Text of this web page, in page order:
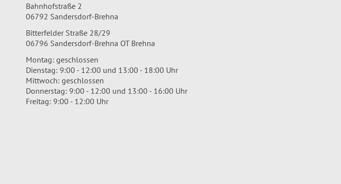
Bahnhofstraße 2
06792 Sandersdorf-Brehna
Bitterfelder Straße 28/29
06796 Sandersdorf-Brehna OT Brehna
Montag: geschlossen
Dienstag: 9:00 - 12:00 und 13:00 - 18:00 Uhr
Mittwoch: geschlossen
Donnerstag: 9:00 - 12:00 und 13:00 - 16:00 Uhr
Freitag: 9:00 - 12:00 Uhr